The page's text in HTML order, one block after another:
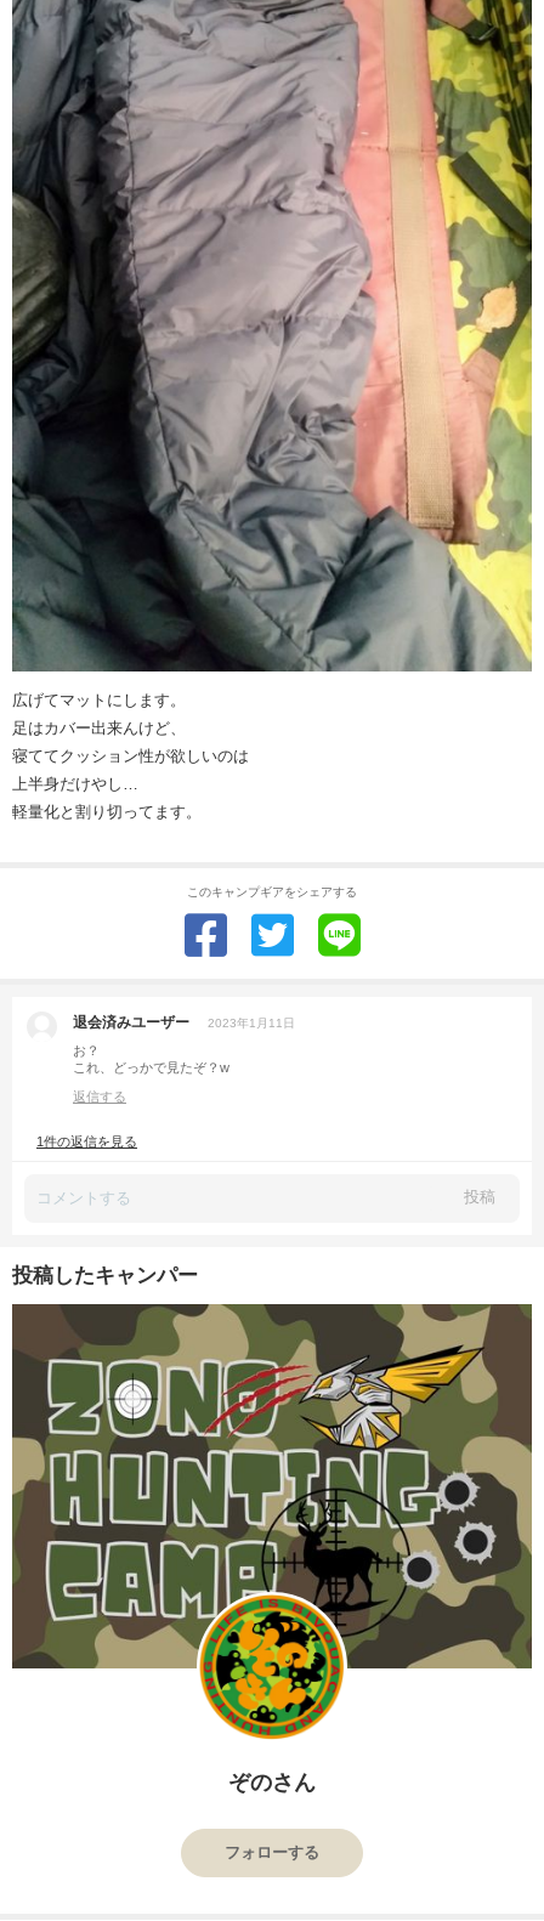
広げてマットにします。
足はカバー出来んけど、
寝ててクッション性が欲しいのは
上半身だけやし…
軽量化と割り切ってます。
このキャンプギアをシェアする
退会済みユーザー 2023年1月11日
お？
これ、どっかで見たぞ？w
返信する
1件の返信を見る
投稿
投稿したキャンパー
ぞのさん
フォローする